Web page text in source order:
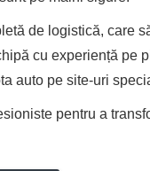
de logistică, care
cu experiență pe
auto pe site-uri
pentru a